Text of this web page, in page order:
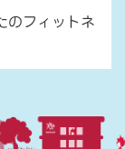
のフィットネ